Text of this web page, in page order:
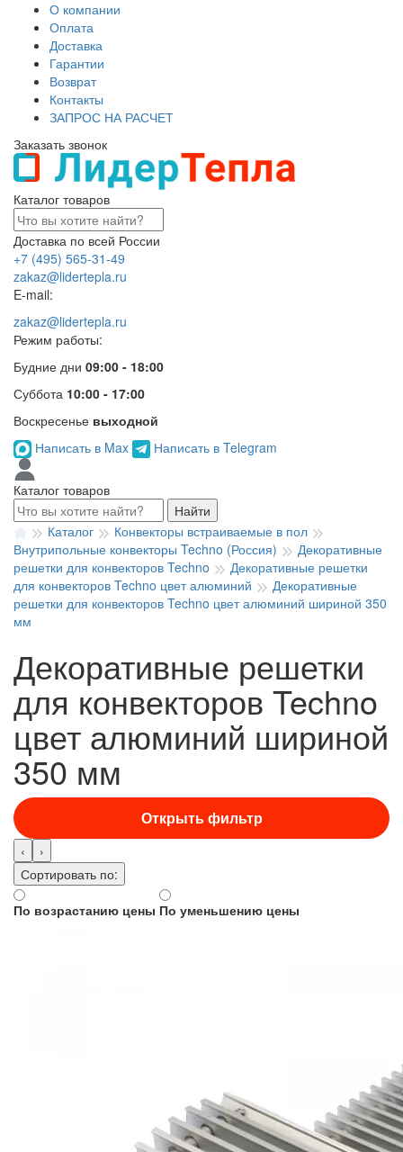
О компании
Оплата
Доставка
Гарантии
Возврат
Контакты
ЗАПРОС НА РАСЧЕТ
Заказать звонок
Каталог товаров
Доставка по всей России
+7 (495) 565-31-49
zakaz@lidertepla.ru
E-mail:
zakaz@lidertepla.ru
Режим работы:
Будние дни 09:00 - 18:00
Суббота 10:00 - 17:00
Воскресенье выходной
Написать в Max
Написать в Telegram
Каталог товаров
Найти
Каталог
Конвекторы встраиваемые в пол
Внутрипольные конвекторы Techno (Россия)
Декоративные
решетки для конвекторов Techno
Декоративные решетки
для конвекторов Techno цвет алюминий
Декоративные
решетки для конвекторов Techno цвет алюминий шириной 350
мм
Декоративные решетки
для конвекторов Techno
цвет алюминий шириной
350 мм
Открыть фильтр
‹
›
Сортировать по:
По возрастанию цены По уменьшению цены